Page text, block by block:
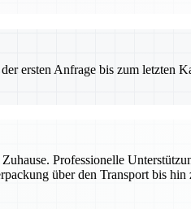
ersten Anfrage bis zum letzten
Professionelle
über den Transport bis